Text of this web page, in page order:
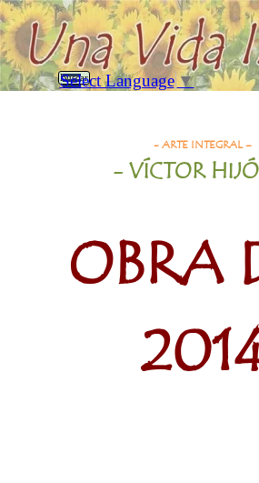
Vaya al Contenido
Saltar menú
Select Language ▼
Buscar
- ARTE INTEGRAL –
- VÍCTOR
OBRA